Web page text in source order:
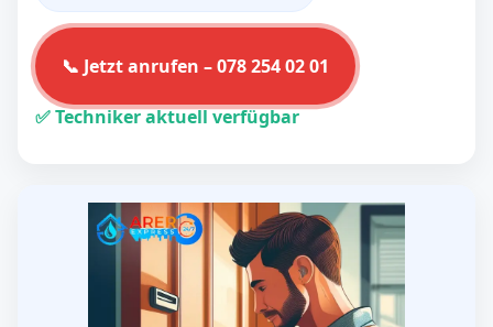
📞 Jetzt anrufen – 078 254 02 01
✅ Techniker aktuell verfügbar